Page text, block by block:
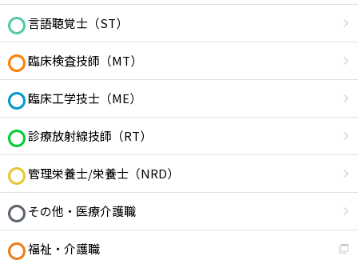
言語聴覚士（ST）
臨床検査技師（MT）
臨床工学技士（ME）
診療放射線技師（RT）
管理栄養士/栄養士（NRD）
その他・医療介護職
福祉・介護職